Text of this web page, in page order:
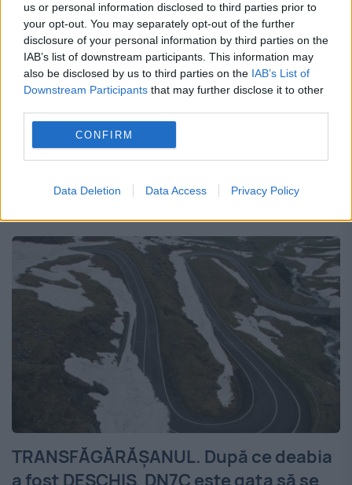
us or personal information disclosed to third parties prior to
your opt-out. You may separately opt-out of the further
disclosure of your personal information by third parties on the
IAB’s list of downstream participants. This information may
also be disclosed by us to third parties on the IAB’s List of
Downstream Participants that may further disclose it to other
CONFIRM
Data Deletion Data Access Privacy Policy
Ministrul Educației, PREGĂTIT să își dea
DEMISIA
4 OCTOMBRIE 2017
Ministrul Educaţiei, Liviu Pop, a declarat,
astăzi, că va demisiona doar dacă grupul
precizând că nu are de ce să recurgă la...
TRANSFĂGĂRĂŞANUL. După ce deabia